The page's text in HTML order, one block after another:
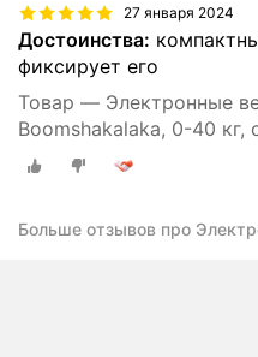
27 января 2024
Достоинства:
фиксирует его
Товар — Электронные
Boomshakalaka, 0-40 кг,
Больше отзывов про